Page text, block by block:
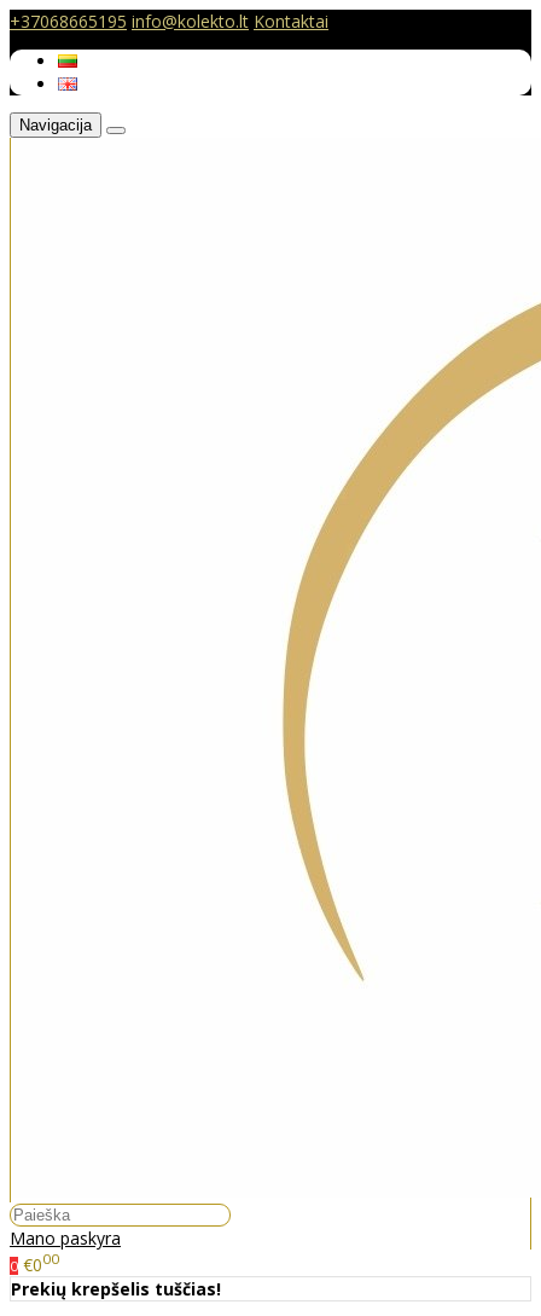
+37068665195 info@kolekto.lt Kontaktai
Navigacija
Mano paskyra
0 €000
Prekių krepšelis tuščias!